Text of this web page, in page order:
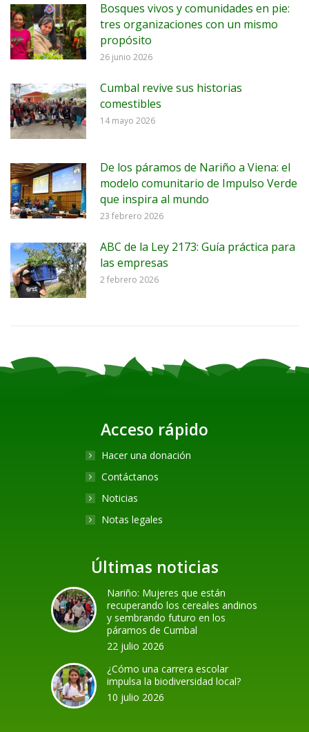
Bosques vivos y comunidades en pie:
tres organizaciones con un mismo
propósito
26 junio 2026
Cumbal revive sus historias
comestibles
14 mayo 2026
De los páramos de Nariño a Viena: el
modelo comunitario de Impulso Verde
que inspira al mundo
23 febrero 2026
ABC de la Ley 2173: Guía práctica para
las empresas
2 febrero 2026
Acceso rápido
Hacer una donación
Contáctanos
Noticias
Notas legales
Últimas noticias
Nariño: Mujeres que están
recuperando los cereales andinos
y sembrando futuro en los
páramos de Cumbal
22 julio 2026
¿Cómo una carrera escolar
impulsa la biodiversidad local?
10 julio 2026